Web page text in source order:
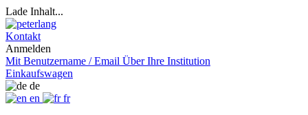
Lade Inhalt...
Kontakt
Anmelden
Mit Benutzername / Email Über Ihre Institution
Einkaufswagen
de
en
fr